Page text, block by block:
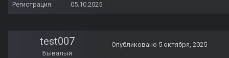
Регистрация
05.10.2025
test007
Бывалый
Опубликовано 5 октября, 2025